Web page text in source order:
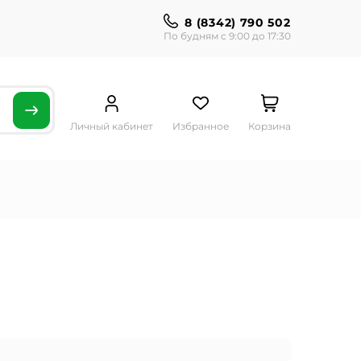
8 (8342) 790 502
По будням с 9:00 до 17:30
Личный кабинет Избранное Корзина